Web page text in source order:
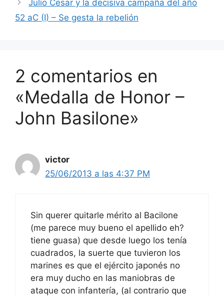
Julio Cesar y la decisiva campaña del año
52 aC (I) – Se gesta la rebelión
2 comentarios en
«Medalla de Honor –
John Basilone»
victor
25/06/2013 a las 4:37 PM
Sin querer quitarle mérito al Bacilone
(me parece muy bueno el apellido eh?
tiene guasa) que desde luego los tenía
cuadrados, la suerte que tuvieron los
marines es que el ejército japonés no
era muy ducho en las maniobras de
ataque con infantería, (al contrario que